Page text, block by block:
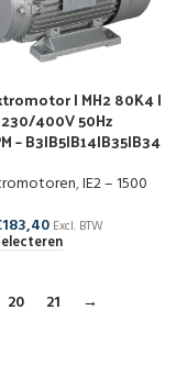
| MH2 80K4 |
400V 50Hz
– B3|B5|B14|B35|B34
,IE2 – 1500
183,40 Excl. BTW
20 21 →